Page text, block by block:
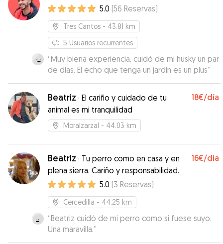
5.0 (56 Reservas)
Tres Cantos - 43.81 km
5 Usuarios recurrentes
“Muy biena experiencia, cuidó de mi husky un par
de días. El echo que tenga un jardín es un plus”
Beatriz · El cariño y cuidado de tu
animal es mi tranquilidad
18€/día
Moralzarzal - 44.03 km
Beatriz · Tu perro como en casa y en
plena sierra. Cariño y responsabilidad.
16€/día
5.0 (3 Reservas)
Cercedilla - 44.25 km
“Beatriz cuidó de mi perro como si fuese suyo.
Una maravilla.”